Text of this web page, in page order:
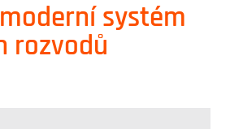
moderní systém
rozvodů